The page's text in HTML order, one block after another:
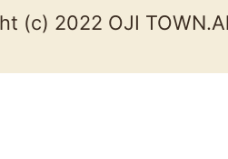
(c) 2022 OJI